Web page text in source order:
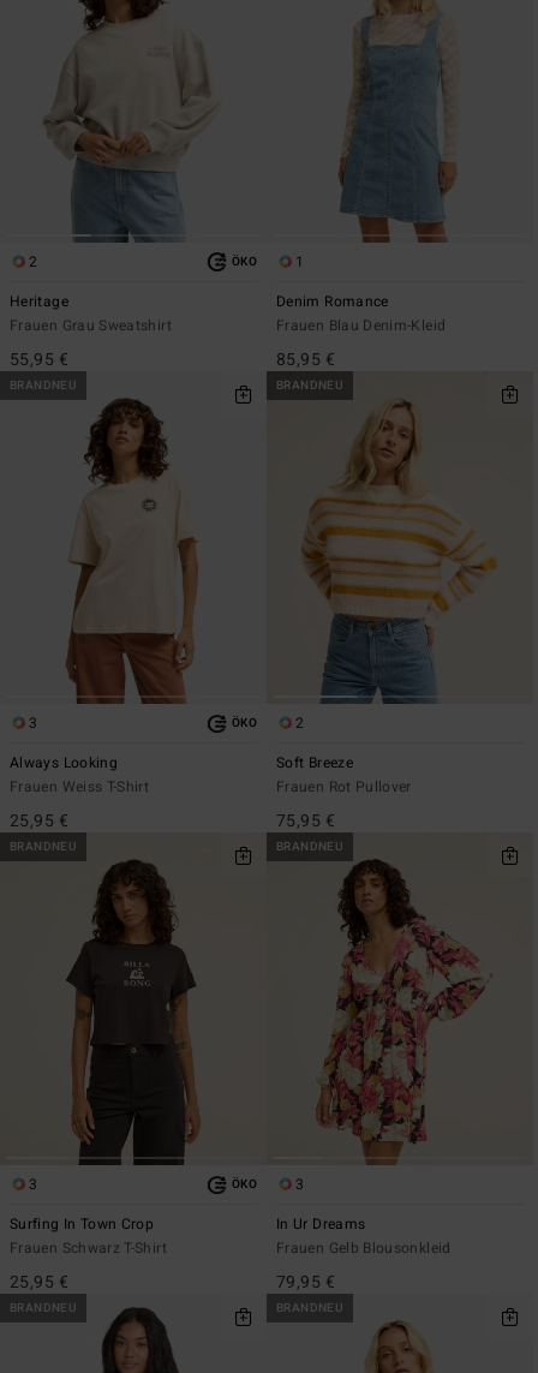
2 ÖKO
Heritage
Frauen Grau Sweatshirt
55,95 €
1
Denim Romance
Frauen Blau Denim-Kleid
85,95 €
BRANDNEU
3 ÖKO
Always Looking
Frauen Weiss T-Shirt
25,95 €
BRANDNEU
2
Soft Breeze
Frauen Rot Pullover
75,95 €
BRANDNEU
3 ÖKO
Surfing In Town Crop
Frauen Schwarz T-Shirt
25,95 €
BRANDNEU
3
In Ur Dreams
Frauen Gelb Blousonkleid
79,95 €
BRANDNEU BRANDNEU